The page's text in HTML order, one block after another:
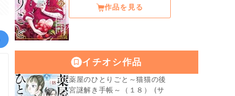
作品を見る
イチオシ作品
薬屋のひとりごと～猫猫の後
宮謎解き手帳～（１８） (サ